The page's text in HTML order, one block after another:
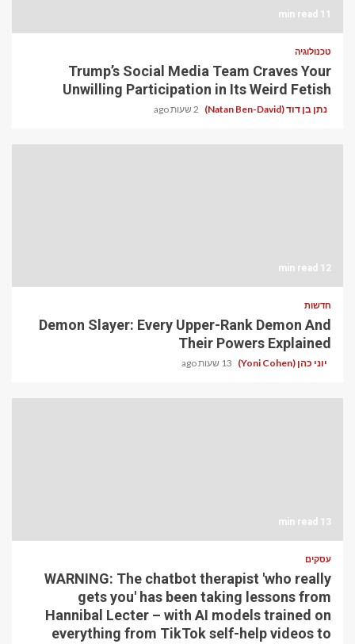
11 min read
טכנולוגיה
Trump’s Social Media Team Craves Your
Unwilling Participation in Its Weird Fetish
נתן בן דוד (Natan Ben-David) 2 שעות ago
12 min read
חדשות
Demon Slayer: Every Upper-Rank Demon And
Their Powers Explained
יוני כהן (Yoni Cohen) 13 שעות ago
13 min read
עסקים
WARNING: The chatbot therapist 'who really
gets you' has been taking lessons from
Hannibal Lecter – with AI models trained on
everything from TikTok self-help videos to